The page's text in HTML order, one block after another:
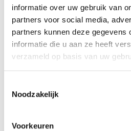
informatie over uw gebruik van
partners voor social media,
partners kunnen deze gegevens
informatie die u aan ze heeft
verzameld op basis van uw
Noodzakelijk
Voorkeuren